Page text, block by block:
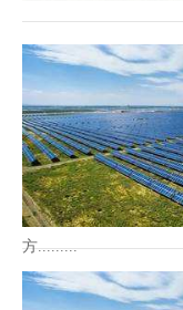
方.........
新时代影视娱乐新潮